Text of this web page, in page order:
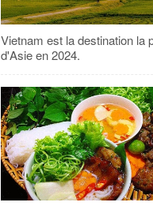
Vietnam est la destination la
d'Asie en 2024.